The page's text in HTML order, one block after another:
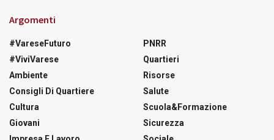
Argomenti
#VareseFuturo
#ViviVarese
Ambiente
Consigli Di Quartiere
Cultura
Giovani
PNRR
Quartieri
Risorse
Salute
Scuola&Formazione
Sicurezza